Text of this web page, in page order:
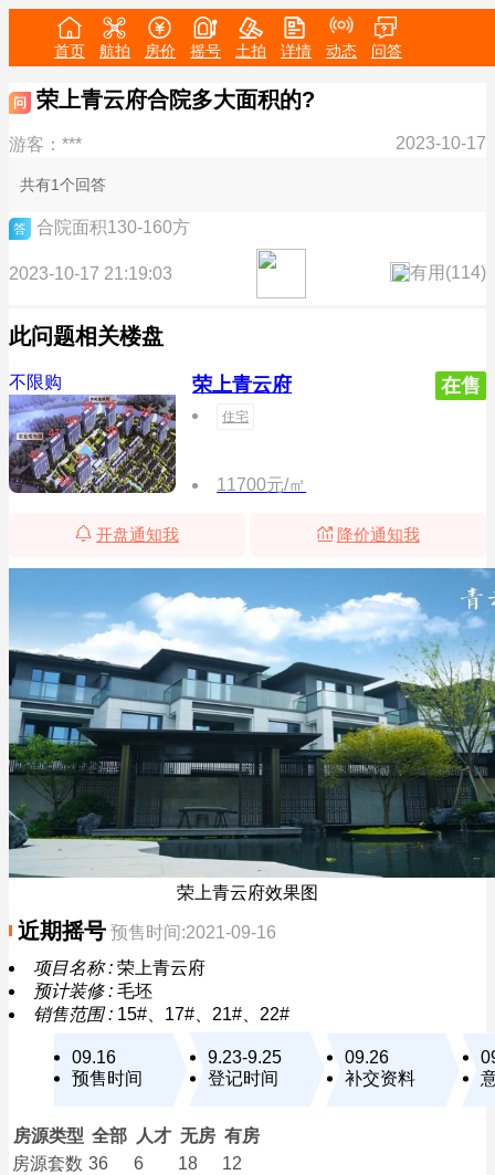
首页 航拍 房价 摇号 土拍 详情 动态 问答
问 荣上青云府合院多大面积的?
游客：*** 2023-10-17
共有1个回答
答 合院面积130-160方
2023-10-17 21:19:03 有用(114)
此问题相关楼盘
不限购 荣上青云府 在售
住宅
11700元/㎡
开盘通知我 降价通知我
荣上青云府效果图
近期摇号 预售时间:2021-09-16
项目名称 : 荣上青云府
预计装修 : 毛坯
销售范围 : 15#、17#、21#、22#
09.16
预售时间
9.23-9.25
登记时间
09.26
补交资料
房源类型 全部 人才 无房 有房
房源套数 36 6 18
12